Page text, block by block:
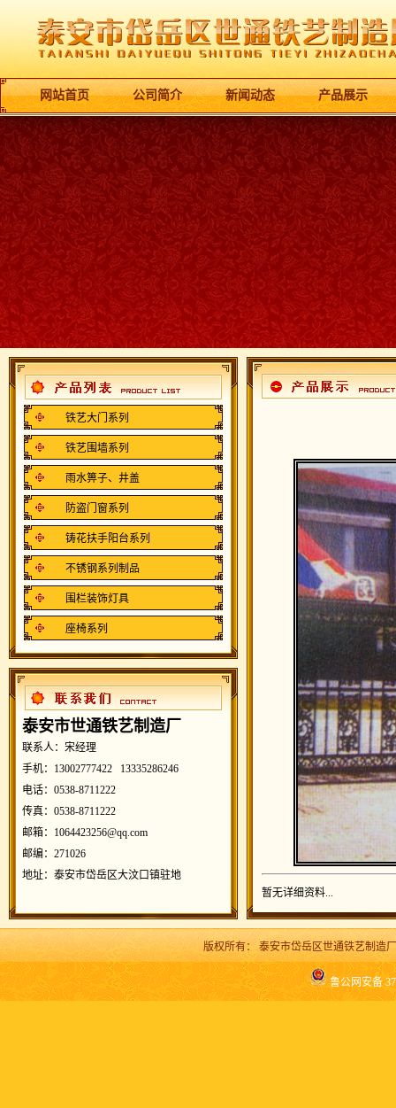
网站首页 公司简介 新闻动态 产品展示
铁艺大门系列
铁艺围墙系列
雨水箅子、井盖
防盗门窗系列
铸花扶手阳台系列
不锈钢系列制品
围栏装饰灯具
座椅系列
泰安市世通铁艺制造厂
联系人：宋经理
手机：13002777422 13335286246
电话：0538-8711222
传真：0538-8711222
邮箱：1064423256@qq.com
邮编：271026
地址：泰安市岱岳区大汶口镇驻地
暂无详细资料...
版权所有： 泰安市岱岳区世通铁艺制造厂
鲁公网安备